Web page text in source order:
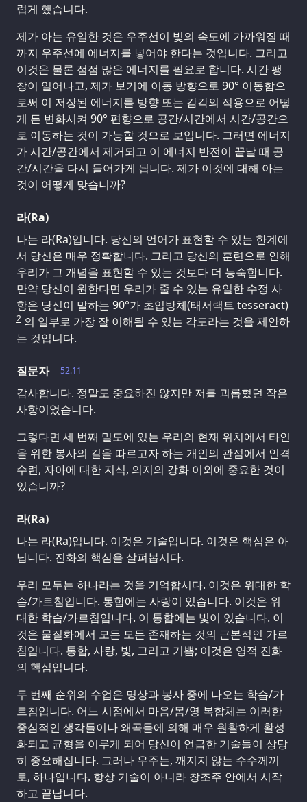
럽게 했습니다.
제가 아는 유일한 것은 우주선이 빛의 속도에 가까워질 때
까지 우주선에 에너지를 넣어야 한다는 것입니다. 그리고
이것은 물론 점점 많은 에너지를 필요로 합니다. 시간 팽
창이 일어나고, 제가 보기에 이동 방향으로 90° 이동함으
로써 이 저장된 에너지를 방향 또는 감각의 적용으로 어떻
게 든 변화시켜 90° 편향으로 공간/시간에서 시간/공간으
로 이동하는 것이 가능할 것으로 보입니다. 그러면 에너지
가 시간/공간에서 제거되고 이 에너지 반전이 끝날 때 공
간/시간을 다시 들어가게 됩니다. 제가 이것에 대해 아는
것이 어떻게 맞습니까?
라(Ra)
나는 라(Ra)입니다. 당신의 언어가 표현할 수 있는 한계에
서 당신은 매우 정확합니다. 그리고 당신의 훈련으로 인해
우리가 그 개념을 표현할 수 있는 것보다 더 능숙합니다.
만약 당신이 원한다면 우리가 줄 수 있는 유일한 수정 사
항은 당신이 말하는 90°가 초입방체(태서랙트 tesseract)
2 의 일부로 가장 잘 이해될 수 있는 각도라는 것을 제안하
는 것입니다.
52.11
질문자
감사합니다. 정말도 중요하진 않지만 저를 괴롭혔던 작은
사항이었습니다.
그렇다면 세 번째 밀도에 있는 우리의 현재 위치에서 타인
을 위한 봉사의 길을 따르고자 하는 개인의 관점에서 인격
수련, 자아에 대한 지식, 의지의 강화 이외에 중요한 것이
있습니까?
라(Ra)
나는 라(Ra)입니다. 이것은 기술입니다. 이것은 핵심은 아
닙니다. 진화의 핵심을 살펴봅시다.
우리 모두는 하나라는 것을 기억합시다. 이것은 위대한 학
습/가르침입니다. 통합에는 사랑이 있습니다. 이것은 위
대한 학습/가르침입니다. 이 통합에는 빛이 있습니다. 이
것은 물질화에서 모든 모든 존재하는 것의 근본적인 가르
침입니다. 통합, 사랑, 빛, 그리고 기쁨; 이것은 영적 진화
의 핵심입니다.
두 번째 순위의 수업은 명상과 봉사 중에 나오는 학습/가
르침입니다. 어느 시점에서 마음/몸/영 복합체는 이러한
중심적인 생각들이나 왜곡들에 의해 매우 원활하게 활성
화되고 균형을 이루게 되어 당신이 언급한 기술들이 상당
히 중요해집니다. 그러나 우주는, 깨지지 않는 수수께끼
로, 하나입니다. 항상 기술이 아니라 창조주 안에서 시작
하고 끝납니다.